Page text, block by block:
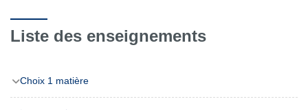
Liste des enseignements
Choix 1 matière